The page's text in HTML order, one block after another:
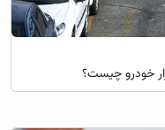
خودرو چیست؟